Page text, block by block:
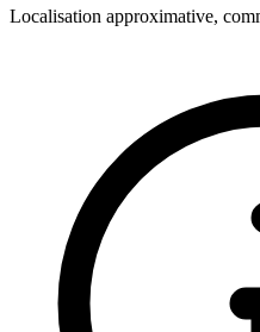
Localisation approximative,